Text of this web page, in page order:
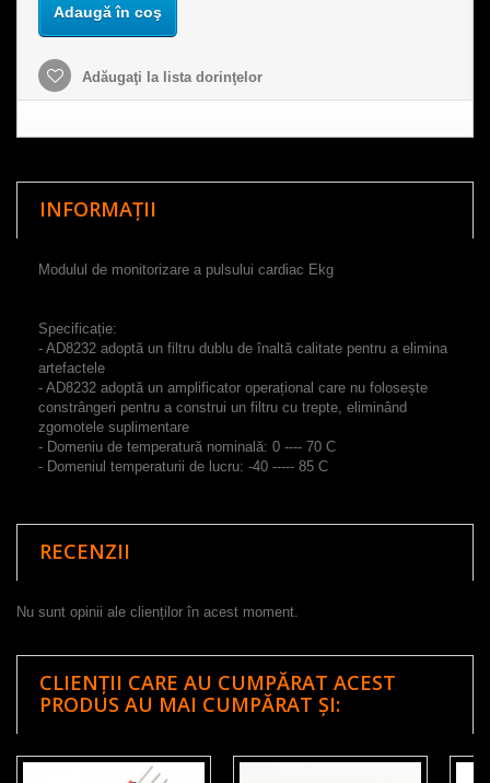
Adaugă în coş
Adăugaţi la lista dorinţelor
INFORMAȚII
Modulul de monitorizare a pulsului cardiac Ekg
Specificație:
- AD8232 adoptă un filtru dublu de înaltă calitate pentru a elimina
artefactele
- AD8232 adoptă un amplificator operațional care nu folosește
constrângeri pentru a construi un filtru cu trepte, eliminând
zgomotele suplimentare
- Domeniu de temperatură nominală: 0 ---- 70 C
- Domeniul temperaturii de lucru: -40 ----- 85 C
RECENZII
Nu sunt opinii ale clienților în acest moment.
CLIENȚII CARE AU CUMPĂRAT ACEST
PRODUS AU MAI CUMPĂRAT ȘI: